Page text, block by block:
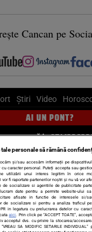
Cancan pe
Știri Video
AI UN PONT?
, sună la
pont@cancan.ro
interne Știri externe
Insula Iubirii Dictionar
Horoscop
si condiții
tale personale să rămână
și/sau accesăm informații pe
cu caracter personal. Puteți accepta sau
utilizării unui interes legitim în orice
fi raportate partenerilor noștri și nu vă vor
de socializare si agentiile de publicitate
date pentru a permite website-ului sa
afisate in functie de interesele si/
de socializare si pentru a analiza traficul
in legatura cu prelucrarea datelor cu
aici . Prin click pe “ACCEPT TOATE”,
acceptul dvs. cu privire la stocarea/
SA MODIFIC SETARILE